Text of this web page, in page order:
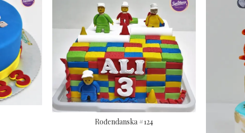
Rođendanska #124